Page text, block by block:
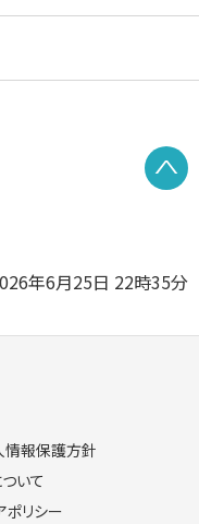
年6月25日 22時35分
情報保護方針
いて
ポリシー